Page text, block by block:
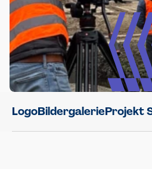
LogoBildergalerieProjekt